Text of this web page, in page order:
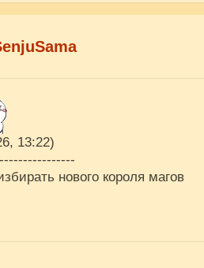
13:22)
нового короля магов